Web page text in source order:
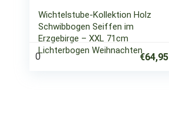
Wichtelstube-Kollektion Holz
Schwibbogen Seiffen im
Erzgebirge – XXL 71cm
Lichterbogen Weihnachten
0 €64,95